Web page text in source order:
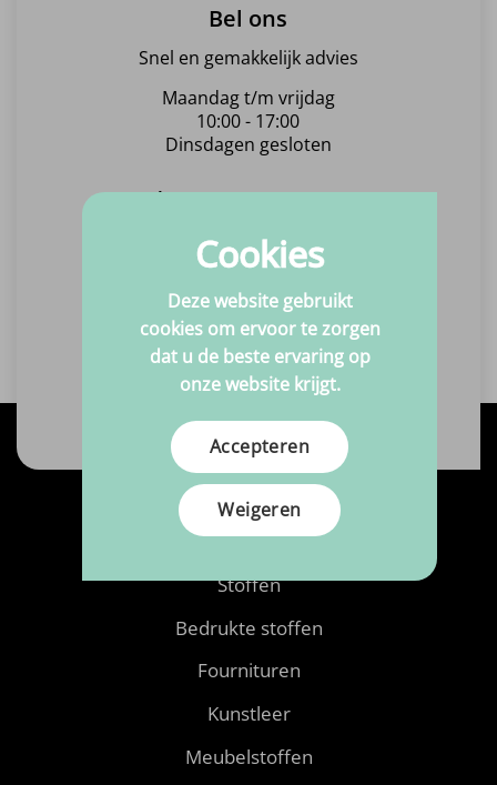
Bel ons
Snel en gemakkelijk advies
Maandag t/m vrijdag
10:00 - 17:00
Dinsdagen gesloten
Bel +31(0)6 463 869 15
Mail ons
Altijd binnen één werkdag
een antwoord!
Stuur ons een email
Producten
Stoffen
Bedrukte stoffen
Fournituren
Kunstleer
Meubelstoffen
Cookies
Deze website gebruikt
cookies om ervoor te zorgen
dat u de beste ervaring op
onze website krijgt.
Accepteren
Weigeren